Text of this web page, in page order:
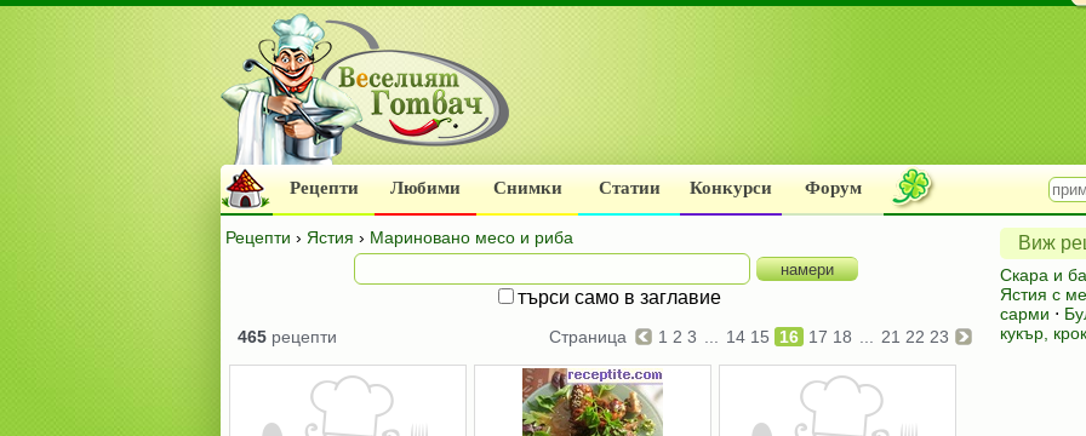
Рецепти Любими Снимки Статии Конкурси Форум
Рецепти › Ястия › Мариновано месо и риба
търси само в заглавие
465 рецепти Страница 1 2 3 14 15 16 17 18 21 22 23
Виж
Скара и
Ястия с
сарми ⋅
кукър,